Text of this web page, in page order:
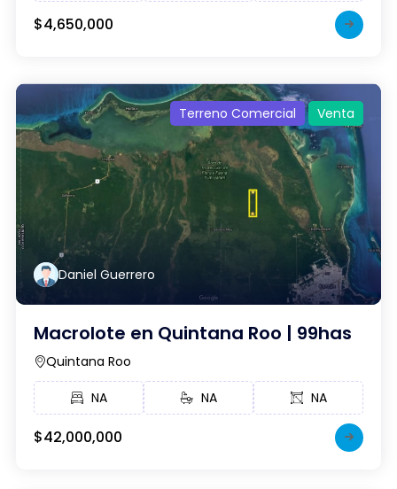
$4,650,000
Terreno Comercial Venta
Daniel Guerrero
Macrolote en Quintana Roo | 99has
Quintana Roo
NA NA NA
$42,000,000